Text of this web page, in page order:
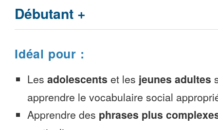
Débutant +
Idéal pour :
Les adolescents et les jeunes adultes
apprendre le vocabulaire social
Apprendre des phrases plus